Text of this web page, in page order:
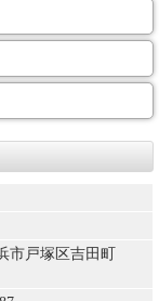
を第三者に譲り渡す
事がございます。
サービスの提供そ
を変更することが
があります。著し
えて利用する運送
変更することがあり
かのぼって１５日目
客様の一方が契約
したお客様から取
市戸塚区吉田町